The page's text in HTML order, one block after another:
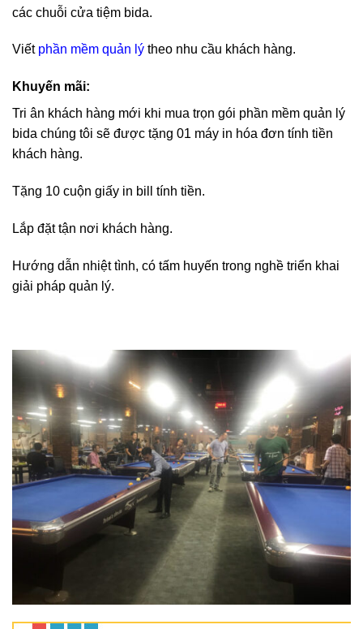
các chuỗi cửa tiệm bida.
Viết phần mềm quản lý theo nhu cầu khách hàng.
Khuyến mãi:
Tri ân khách hàng mới khi mua trọn gói phần mềm quản lý
bida chúng tôi sẽ được tặng 01 máy in hóa đơn tính tiền
khách hàng.
Tặng 10 cuộn giấy in bill tính tiền.
Lắp đặt tận nơi khách hàng.
Hướng dẫn nhiệt tình, có tấm huyến trong nghề triển khai
giải pháp quản lý.